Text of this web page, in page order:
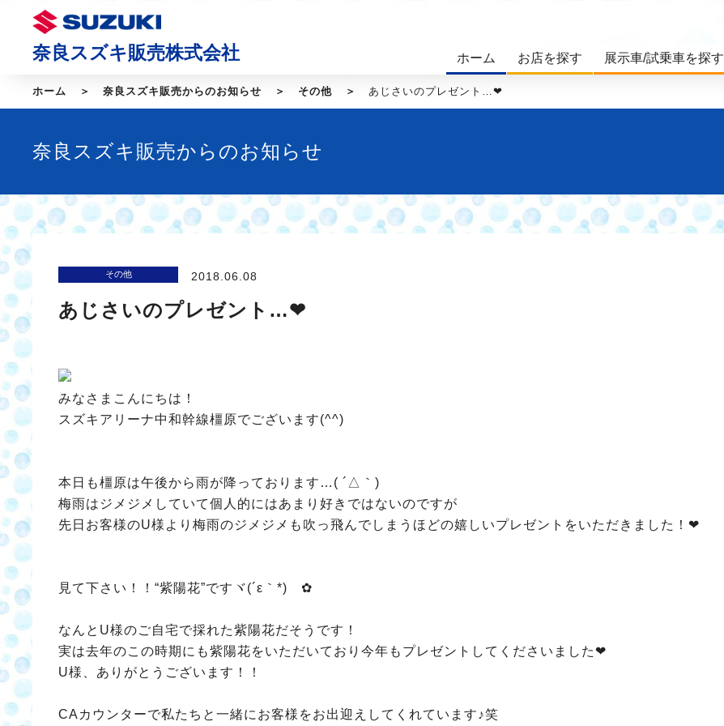
奈良スズキ販売株式会社 ホーム お店を探す 展示車/試乗車を探す
ホーム 奈良スズキ販売からのお知らせ その他 あじさいのプレゼント…❤
奈良スズキ販売からのお知らせ
その他 2018.06.08
あじさいのプレゼント…❤
みなさまこんにちは！
スズキアリーナ中和幹線橿原でございます(^^)
本日も橿原は午後から雨が降っております…( ´△｀)
梅雨はジメジメしていて個人的にはあまり好きではないのですが
先日お客様のU様より梅雨のジメジメも吹っ飛んでしまうほどの嬉しいプレゼントをいただきました！❤
見て下さい！！“紫陽花”ですヾ(´ε｀*)ゝ✿
なんとU様のご自宅で採れた紫陽花だそうです！
実は去年のこの時期にも紫陽花をいただいており今年もプレゼントしてくださいました❤
U様、ありがとうございます！！
CAカウンターで私たちと一緒にお客様をお出迎えしてくれています♪笑